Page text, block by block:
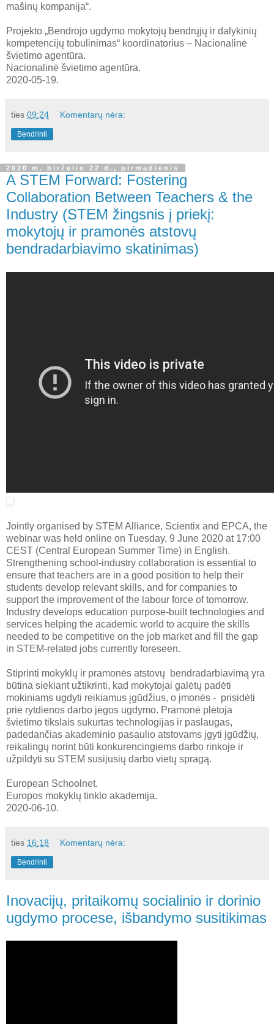
mašinų kompanija“.
Projekto „Bendrojo ugdymo mokytojų bendrųjų ir dalykinių
kompetencijų tobulinimas“ koordinatorius – Nacionalinė
švietimo agentūra.
Nacionalinė švietimo agentūra.
2020-05-19.
ties 09:24 Komentarų nėra:
Bendrinti
2020 m. birželio 22 d., pirmadienis
A STEM Forward: Fostering
Collaboration Between Teachers & the
Industry (STEM žingsnis į priekį:
mokytojų ir pramonės atstovų
bendradarbiavimo skatinimas)
Jointly organised by STEM Alliance, Scientix and EPCA, the
webinar was held online on Tuesday, 9 June 2020 at 17:00
CEST (Central European Summer Time) in English.
Strengthening school-industry collaboration is essential to
ensure that teachers are in a good position to help their
students develop relevant skills, and for companies to
support the improvement of the labour force of tomorrow.
Industry develops education purpose-built technologies and
services helping the academic world to acquire the skills
needed to be competitive on the job market and fill the gap
in STEM-related jobs currently foreseen.
Stiprinti mokyklų ir pramonės atstovų bendradarbiavimą yra
būtina siekiant užtikrinti, kad mokytojai galėtų padėti
mokiniams ugdyti reikiamus įgūdžius, o įmonės - prisidėti
prie rytdienos darbo jėgos ugdymo. Pramonė plėtoja
švietimo tikslais sukurtas technologijas ir paslaugas,
padedančias akademinio pasaulio atstovams įgyti įgūdžių,
reikalingų norint būti konkurencingiems darbo rinkoje ir
užpildyti su STEM susijusių darbo vietų spragą.
European Schoolnet.
Europos mokyklų tinklo akademija.
2020-06-10.
ties 16:18 Komentarų nėra:
Bendrinti
Inovacijų, pritaikomų socialinio ir dorinio
ugdymo procese, išbandymo susitikimas